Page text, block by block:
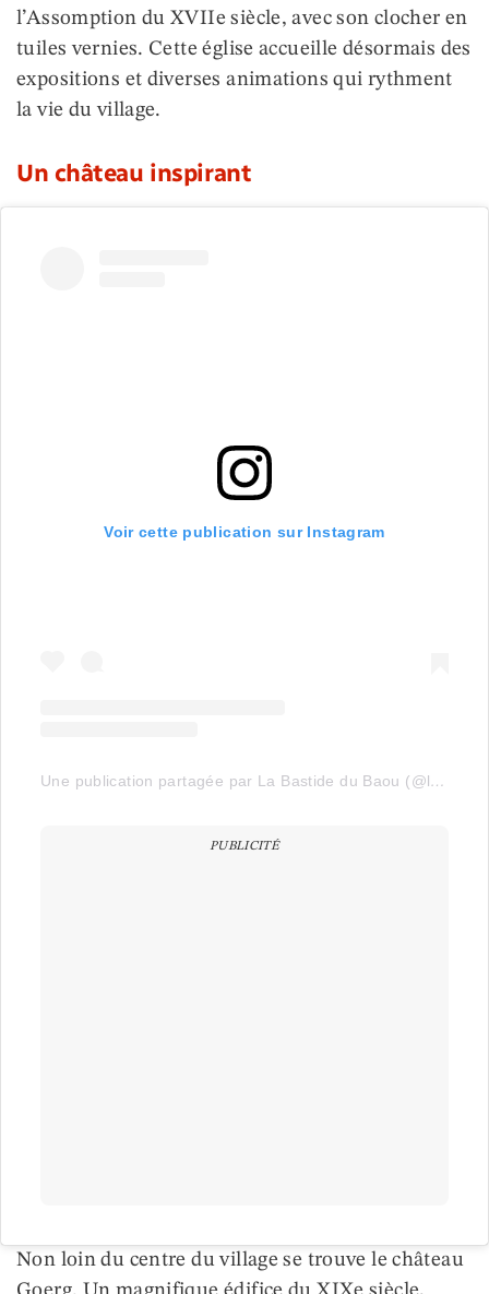
l’Assomption du XVIIe siècle, avec son clocher en
tuiles vernies. Cette église accueille désormais des
expositions et diverses animations qui rythment
la vie du village.
Un château inspirant
Voir cette publication sur Instagram
Une publication partagée par La Bastide du Baou (@labastidedubaou)
PUBLICITÉ
Non loin du centre du village se trouve le château